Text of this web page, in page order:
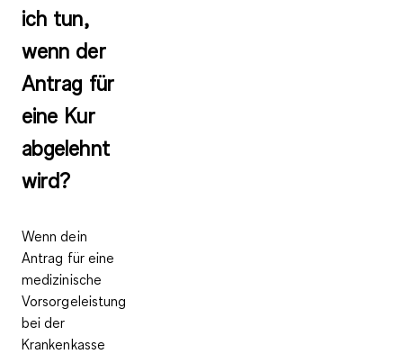
ich tun,
wenn der
Antrag für
eine Kur
abgelehnt
wird?
Wenn dein
Antrag für eine
medizinische
Vorsorgeleistung
bei der
Krankenkasse